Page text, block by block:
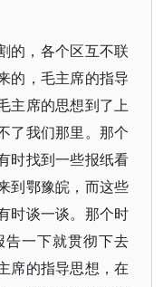
的，各个区互不联
的，毛主席的指导
主席的思想到了上
了我们那里。那个
时找到一些报纸看
到鄂豫皖，而这些
时谈一谈。那个时
告一下就贯彻下去
席的指导思想，在